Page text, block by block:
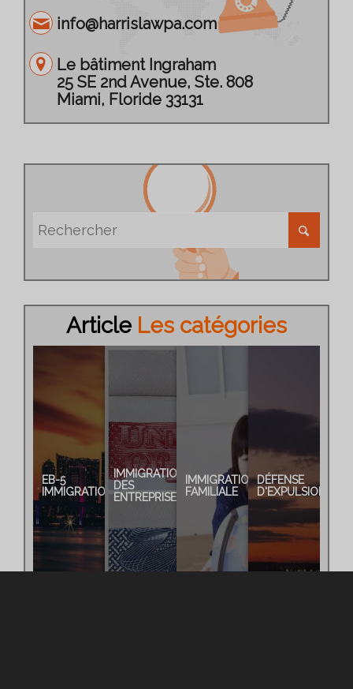
info@harrislawpa.com
Le bâtiment Ingraham
25 SE 2nd Avenue, Ste. 808
Miami, Floride 33131
Article Les catégories
EB-5
IMMIGRATION
IMMIGRATION
DES
ENTREPRISES
IMMIGRATION
FAMILIALE
DÉFENSE
D'EXPULSION